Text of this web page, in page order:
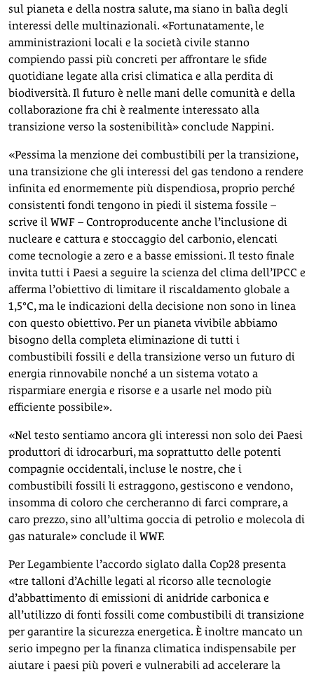
sul pianeta e della nostra salute, ma siano in balìa degli
interessi delle multinazionali. «Fortunatamente, le
amministrazioni locali e la società civile stanno
compiendo passi più concreti per affrontare le sfide
quotidiane legate alla crisi climatica e alla perdita di
biodiversità. Il futuro è nelle mani delle comunità e della
collaborazione fra chi è realmente interessato alla
transizione verso la sostenibilità» conclude Nappini.
«Pessima la menzione dei combustibili per la transizione,
una transizione che gli interessi del gas tendono a rendere
infinita ed enormemente più dispendiosa, proprio perché
consistenti fondi tengono in piedi il sistema fossile –
scrive il WWF – Controproducente anche l’inclusione di
nucleare e cattura e stoccaggio del carbonio, elencati
come tecnologie a zero e a basse emissioni. Il testo finale
invita tutti i Paesi a seguire la scienza del clima dell’IPCC e
afferma l’obiettivo di limitare il riscaldamento globale a
1,5°C, ma le indicazioni della decisione non sono in linea
con questo obiettivo. Per un pianeta vivibile abbiamo
bisogno della completa eliminazione di tutti i
combustibili fossili e della transizione verso un futuro di
energia rinnovabile nonché a un sistema votato a
risparmiare energia e risorse e a usarle nel modo più
efficiente possibile».
«Nel testo sentiamo ancora gli interessi non solo dei Paesi
produttori di idrocarburi, ma soprattutto delle potenti
compagnie occidentali, incluse le nostre, che i
combustibili fossili li estraggono, gestiscono e vendono,
insomma di coloro che cercheranno di farci comprare, a
caro prezzo, sino all’ultima goccia di petrolio e molecola di
gas naturale» conclude il WWF.
Per Legambiente l’accordo siglato dalla Cop28 presenta
«tre talloni d’Achille legati al ricorso alle tecnologie
d’abbattimento di emissioni di anidride carbonica e
all’utilizzo di fonti fossili come combustibili di transizione
per garantire la sicurezza energetica. È inoltre mancato un
serio impegno per la finanza climatica indispensabile per
aiutare i paesi più poveri e vulnerabili ad accelerare la